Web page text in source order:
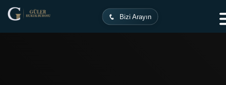
Bizi Arayın
Ana Sayfa